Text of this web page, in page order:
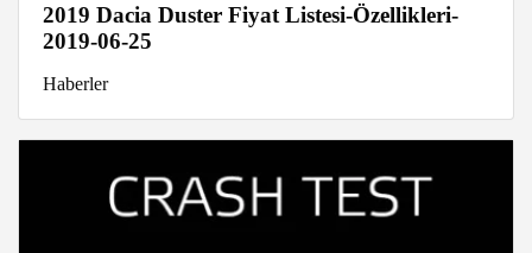
2019 Dacia Duster Fiyat Listesi-Özellikleri-
2019-06-25
Haberler